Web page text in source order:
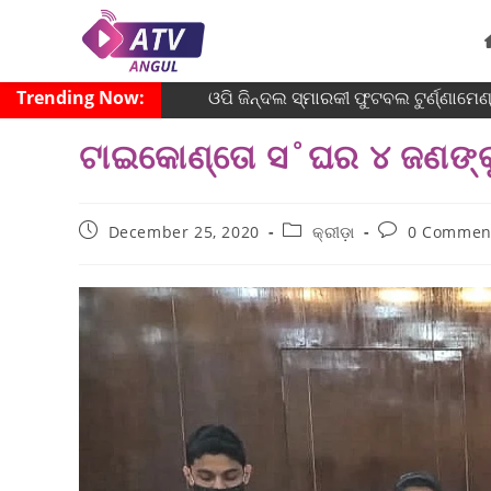
Trending Now: ଓପି ଜିନ୍ଦଲ ସ୍ମାରକୀ ଫୁଟବଲ
ଟାଇକୋଣ୍ତୋ ସ˚ଘର ୪
December 25, 2020 କ୍ରୀଡ଼ା 0